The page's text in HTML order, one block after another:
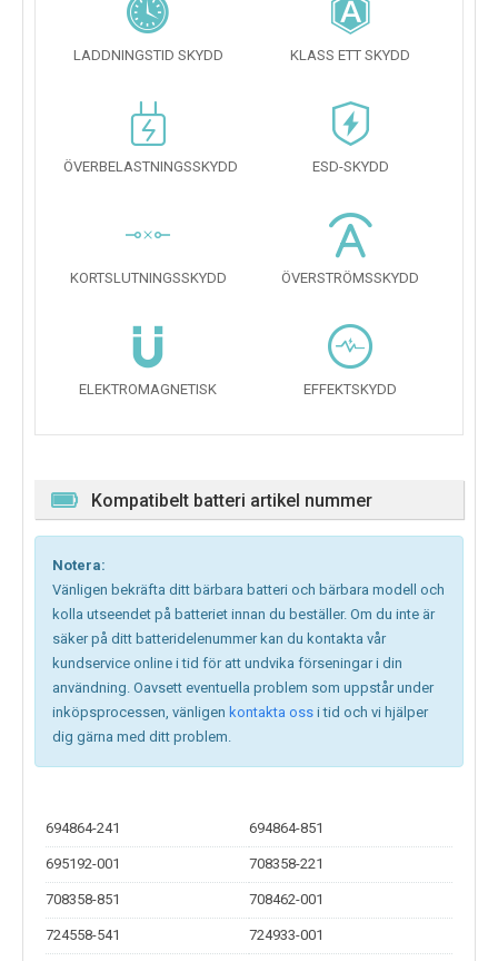
LADDNINGSTID SKYDD KLASS ETT SKYDD
ÖVERBELASTNINGSSKYDD ESD-SKYDD
KORTSLUTNINGSSKYDD ÖVERSTRÖMSSKYDD
ELEKTROMAGNETISK EFFEKTSKYDD
Kompatibelt batteri artikel nummer
Notera:
Vänligen bekräfta ditt bärbara batteri och bärbara modell och
kolla utseendet på batteriet innan du beställer. Om du inte är
säker på ditt batteridelenummer kan du kontakta vår
kundservice online i tid för att undvika förseningar i din
användning. Oavsett eventuella problem som uppstår under
inköpsprocessen, vänligen kontakta oss i tid och vi hjälper
dig gärna med ditt problem.
694864-241 694864-851
695192-001 708358-221
708358-851 708462-001
724558-541 724933-001